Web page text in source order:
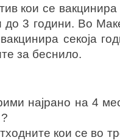
кои се вакцинира
3 години. Во
секоја
за беснило.
најрано на 4
кои се во